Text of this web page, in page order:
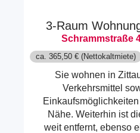
3-Raum
Schrammstraße
ca. 365,50 € (Nettokaltmiete)
Sie wohnen in
Verkehrsmittel
Nähe. Weiterhin ist
weit entfernt, ebenso